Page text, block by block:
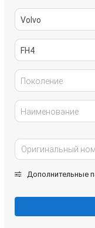
Volvo
FH4
Поколение
Наименование
Дополнительные